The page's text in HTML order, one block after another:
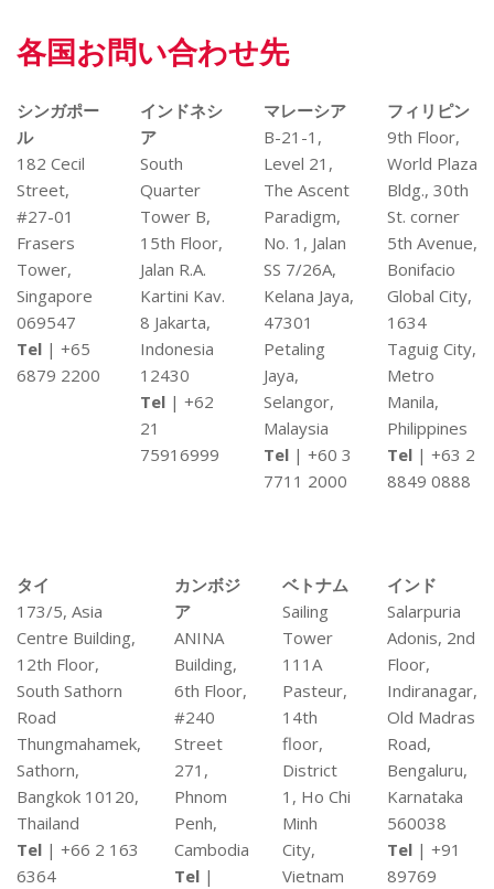
各国お問い合わせ先
シンガポー
ル
182 Cecil
Street,
#27-01
Frasers
Tower,
Singapore
069547
Tel | +65
6879 2200
インドネシ
ア
South
Quarter
Tower B,
15th Floor,
Jalan R.A.
Kartini Kav.
8 Jakarta,
Indonesia
12430
Tel | +62
21
75916999
マレーシア
B-21-1,
Level 21,
The Ascent
Paradigm,
No. 1, Jalan
SS 7/26A,
Kelana Jaya,
47301
Petaling
Jaya,
Selangor,
Malaysia
Tel | +60 3
7711 2000
フィリピン
9th Floor,
World Plaza
Bldg., 30th
St. corner
5th Avenue,
Bonifacio
Global City,
1634
Taguig City,
Metro
Manila,
Philippines
Tel | +63 2
8849 0888
タイ
173/5, Asia
Centre Building,
12th Floor,
South Sathorn
Road
Thungmahamek,
Sathorn,
Bangkok 10120,
Thailand
Tel | +66 2 163
6364
カンボジ
ア
ANINA
Building,
6th Floor,
#240
Street
271,
Phnom
Penh,
Cambodia
Tel |
ベトナム
Sailing
Tower
111A
Pasteur,
14th
floor,
District
1, Ho Chi
Minh
City,
Vietnam
インド
Salarpuria
Adonis, 2nd
Floor,
Indiranagar,
Old Madras
Road,
Bengaluru,
Karnataka
560038
Tel | +91
89769